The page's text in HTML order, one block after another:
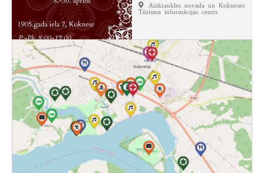
Aizkraukles novada un Kokneses
Tūrisma informācijas centrs